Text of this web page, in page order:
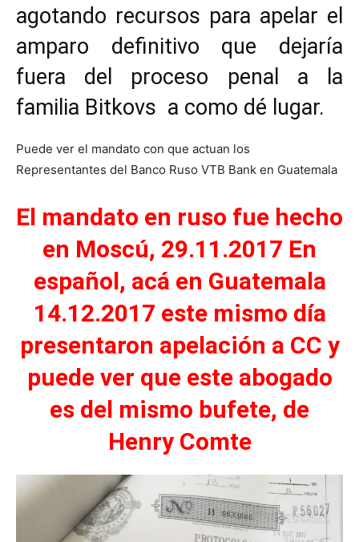
agotando recursos para apelar el
amparo definitivo que dejaría
fuera del proceso penal a la
familia Bitkovs a como dé lugar.
Puede ver el mandato con que actuan los
Representantes del Banco Ruso VTB Bank en Guatemala
El mandato en ruso fue hecho
en Moscú, 29.11.2017 En
español, acá en Guatemala
14.12.2017 este mismo día
presentaron apelación a CC y
puede ver que este abogado
es del mismo bufete, de
Henry Comte